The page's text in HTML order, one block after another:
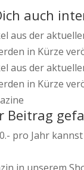
auch
aus der
in Kürze
aus der
in Kürze
Beitrag
pro Jahr